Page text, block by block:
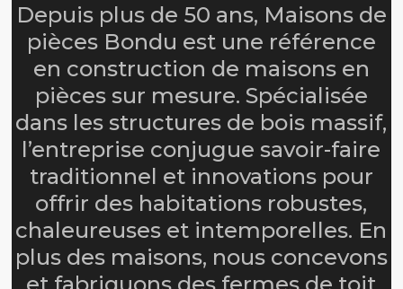
Depuis plus de 50 ans, Maisons de
pièces Bondu est une référence
en construction de maisons en
pièces sur mesure. Spécialisée
dans les structures de bois massif,
l’entreprise conjugue savoir-faire
traditionnel et innovations pour
offrir des habitations robustes,
chaleureuses et intemporelles. En
plus des maisons, nous concevons